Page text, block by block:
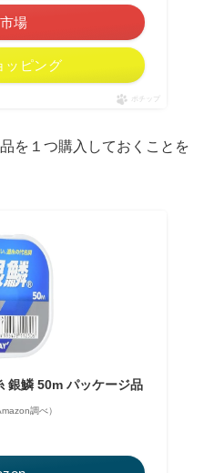
場
ッピング
ポチップ
を１つ購入しておくことを
銀鱗 50m パッケージ品
調べ）